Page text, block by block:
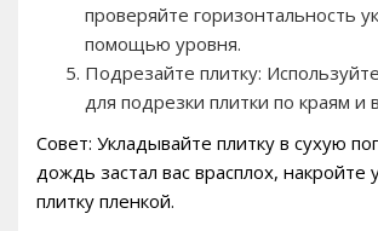
проверяйте горизонтальность
помощью уровня.
Подрезайте плитку:
для подрезки плитки по краям и
Совет: Укладывайте плитку в сухую
дождь застал вас врасплох,
плитку пленкой.